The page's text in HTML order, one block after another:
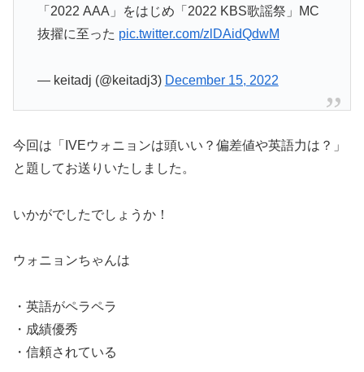
「2022 AAA」をはじめ「2022 KBS歌謡祭」MC
抜擢に至った pic.twitter.com/zlDAidQdwM
— keitadj (@keitadj3) December 15, 2022
今回は「IVEウォニョンは頭いい？偏差値や英語力は？」
と題してお送りいたしました。
いかがでしたでしょうか！
ウォニョンちゃんは
・英語がペラペラ
・成績優秀
・信頼されている